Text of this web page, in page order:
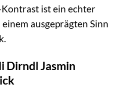
ist ein echter
ausgeprägten Sinn
Dirndl Jasmin